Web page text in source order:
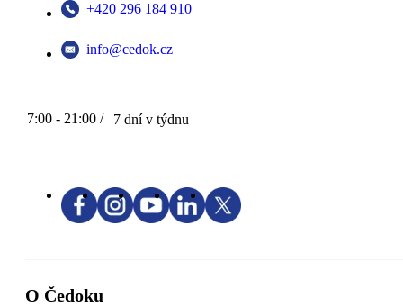
+420 296 184 910
info@cedok.cz
7:00 - 21:00 / 7 dní v týdnu
O Čedoku